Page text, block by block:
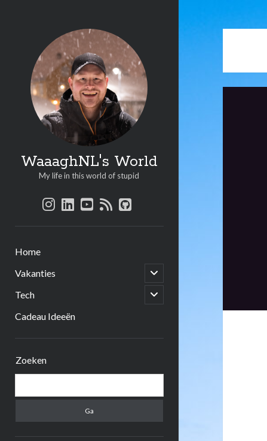
WaaaghNL's World
My life in this world of stupid
instagram
linkedin
youtube
rssgithub
Home
Vakanties
open
submenu
Tech
open
submenu
Cadeau Ideeën
Zijbalk
Zoeken